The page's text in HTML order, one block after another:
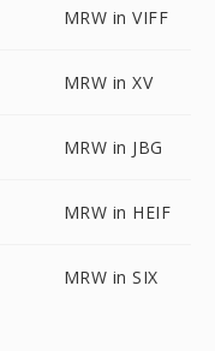
MRW in VIFF
MRW in XV
MRW in JBG
MRW in HEIF
MRW in SIX